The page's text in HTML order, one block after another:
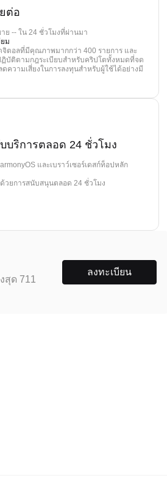
ต่อ
ย -- ใน 24 ชั่วโมงที่ผ่านมา
ม
จิตอลที่มีคุณภาพมากกว่า 400 รายการ และ
บัติตามกฎระเบียบสำหรับคริปโตทั้งหมดที่จด
ความเสี่ยงในการลงทุนสำหรับผู้ใช้ได้อย่างมี
บริการตลอด 24 ชั่วโมง
และเบราว์เซอร์เดสก์ท็อปหลัก
วยการสนับสนุนตลอด 24 ชั่วโมง
สุด 711
ลงทะเบียน